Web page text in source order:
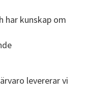
har kunskap om
levererar vi